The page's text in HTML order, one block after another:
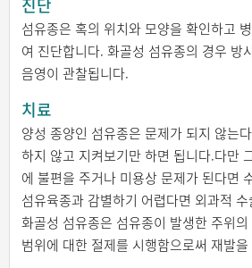
진단
섬유종은 혹의 위치와 모양을 확인하고
여 진단합니다. 화골성 섬유종의 경우 방
음영이 관찰됩니다.
치료
양성 종양인 섬유종은 문제가 되지 않는
하지 않고 지켜보기만 하면 됩니다.다만
에 불편을 주거나 미용상 문제가 된다면
섬유육종과 감별하기 어렵다면 외과적
화골성 섬유종은 섬유종이 발생한 주위
범위에 대한 절제를 시행함으로써 재발